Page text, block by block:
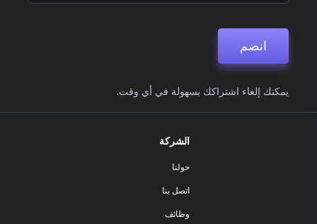
انضم
يمكنك إلغاء اشتراكك بسهولة في أي وقت.
الشركة
حولنا
اتصل بنا
وظائف